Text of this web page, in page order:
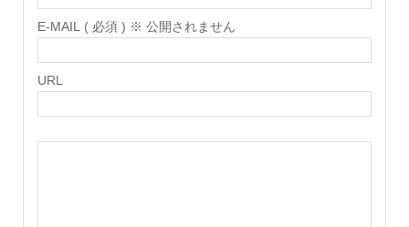
E-MAIL ( 必須 ) ※ 公開されません
URL